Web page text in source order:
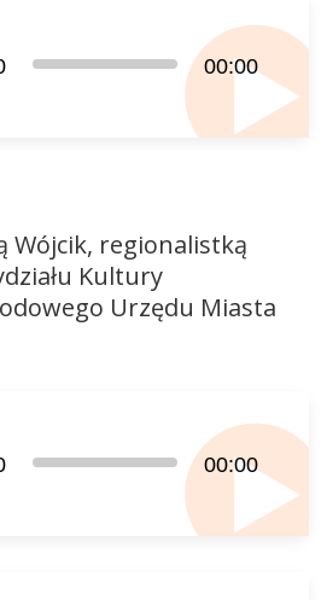
00:00
Wójcik, regionalistką
Kultury
Urzędu Miasta
00:00